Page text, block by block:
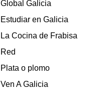
Global Galicia
Estudiar en Galicia
La Cocina de Frabisa
Red
Plata o plomo
Ven A Galicia